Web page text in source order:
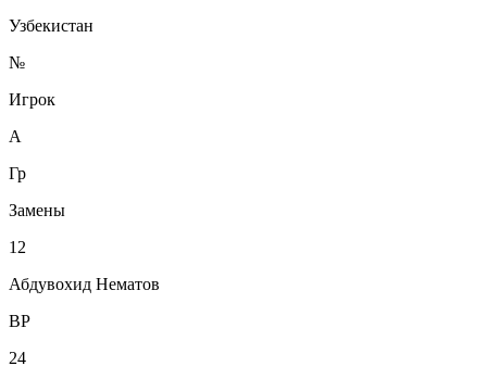
Узбекистан
№
Игрок
А
Гр
Замены
12
Абдувохид Нематов
ВР
24